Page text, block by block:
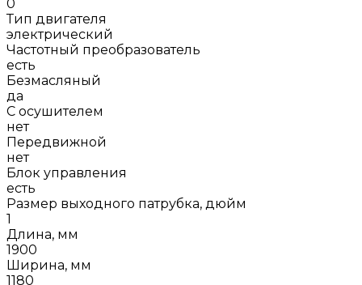
0
Тип двигателя
электрический
Частотный преобразователь
есть
Безмасляный
да
С осушителем
нет
Передвижной
нет
Блок управления
есть
Размер выходного патрубка, дюйм
1
Длина, мм
1900
Ширина, мм
1180